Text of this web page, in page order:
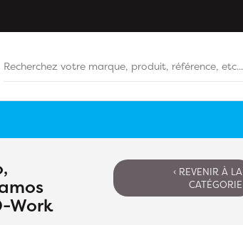
Work
‹ REVENIR À LA
CATÉGORIE